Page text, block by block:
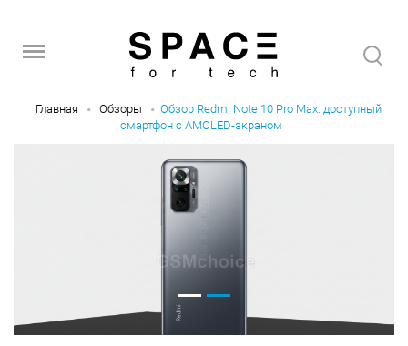
Главная Обзоры
Обзор Redmi Note 10 Pro Max: доступный
смартфон с AMOLED-экраном